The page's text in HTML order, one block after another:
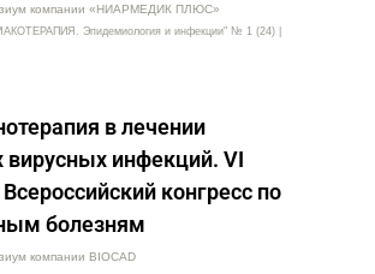
компании «НИАРМЕДИК ПЛЮС»
Эпидемиология и инфекции" № 1 (24) |
в лечении
вирусных инфекций. VI
конгресс по
болезням
компании BIOCAD